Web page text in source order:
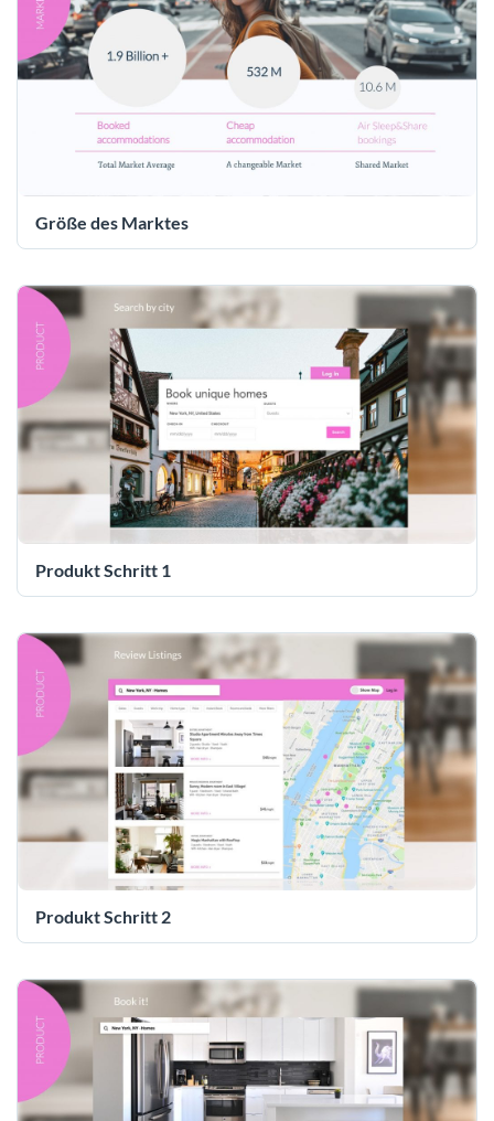
Größe des Marktes
Produkt Schritt 1
Produkt Schritt 2